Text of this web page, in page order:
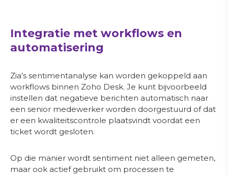
Integratie met workflows en
automatisering
Zia’s sentimentanalyse kan worden gekoppeld aan
workflows binnen Zoho Desk. Je kunt bijvoorbeeld
instellen dat negatieve berichten automatisch naar
een senior medewerker worden doorgestuurd of dat
er een kwaliteitscontrole plaatsvindt voordat een
ticket wordt gesloten.
Op die manier wordt sentiment niet alleen gemeten,
maar ook actief gebruikt om processen te